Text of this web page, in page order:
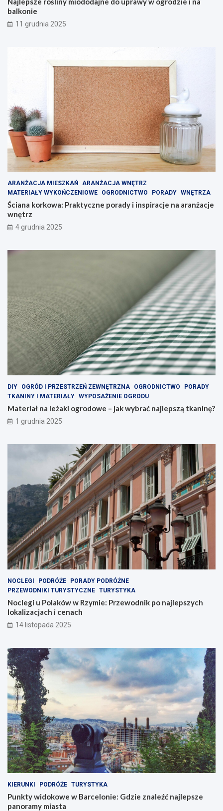
balkonie
11 grudnia 2025
ARANŻACJA MIESZKAŃ ARANŻACJA WNĘTRZ
MATERIAŁY WYKOŃCZENIOWE
OGRODNICTWO PORADY WNĘTRZA
Ściana korkowa: Praktyczne porady i inspiracje na aranżacje
wnętrz
4 grudnia 2025
DIY OGRÓD I PRZESTRZEŃ ZEWNĘTRZNA OGRODNICTWO
PORADY
TKANINY I MATERIAŁY WYPOSAŻENIE OGRODU
Materiał na leżaki ogrodowe – jak wybrać najlepszą tkaninę?
1 grudnia 2025
NOCLEGI PODRÓŻE
PORADY PODRÓŻNE
PRZEWODNIKI TURYSTYCZNE TURYSTYKA
Noclegi u Polaków w Rzymie: Przewodnik po najlepszych
lokalizacjach i cenach
14 listopada 2025
KIERUNKI PODRÓŻE TURYSTYKA
Punkty widokowe w Barcelonie: Gdzie znaleźć najlepsze
panoramy miasta